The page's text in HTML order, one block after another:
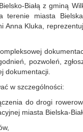
Białą z gminą
miasta
Kluka,
pozwoleń,
dokumentacji.
w szczególności:
do drogi
miasta Bielska-